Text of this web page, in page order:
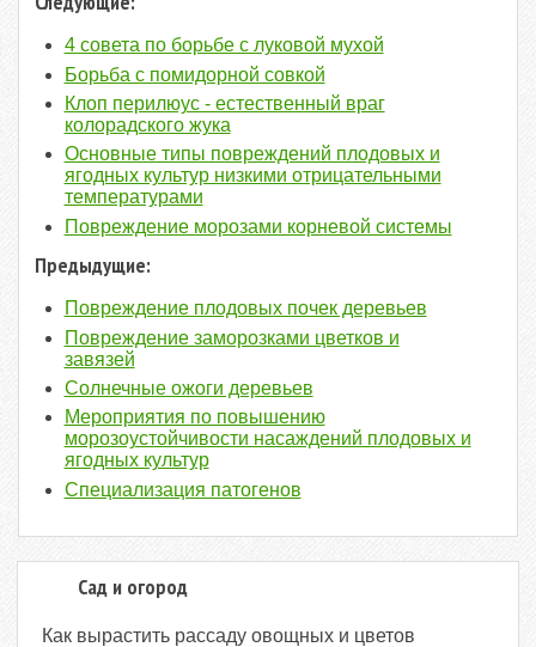
4 совета по борьбе с луковой мухой
Борьба с помидорной совкой
Клоп перилюус - естественный враг
колорадского жука
Основные типы повреждений плодовых и
ягодных культур низкими отрицательными
температурами
Повреждение морозами корневой системы
Предыдущие:
Повреждение плодовых почек деревьев
Повреждение заморозками цветков и
завязей
Солнечные ожоги деревьев
Мероприятия по повышению
морозоустойчивости насаждений плодовых и
ягодных культур
Специализация патогенов
Сад и огород
Как вырастить рассаду овощных и цветов